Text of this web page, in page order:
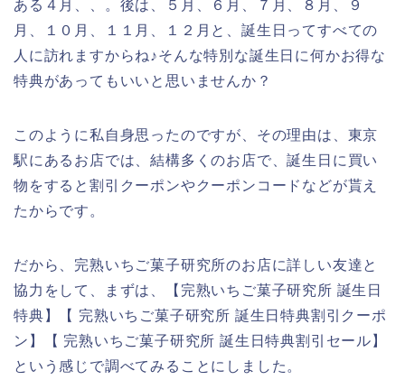
ある４月、、。後は、５月、６月、７月、８月、９
月、１０月、１１月、１２月と、誕生日ってすべての
人に訪れますからね♪そんな特別な誕生日に何かお得な
特典があってもいいと思いませんか？
このように私自身思ったのですが、その理由は、東京
駅にあるお店では、結構多くのお店で、誕生日に買い
物をすると割引クーポンやクーポンコードなどが貰え
たからです。
だから、完熟いちご菓子研究所のお店に詳しい友達と
協力をして、まずは、【完熟いちご菓子研究所 誕生日
特典】【 完熟いちご菓子研究所 誕生日特典割引クーポ
ン】【 完熟いちご菓子研究所 誕生日特典割引セール】
という感じで調べてみることにしました。